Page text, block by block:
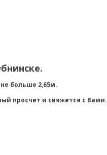
больше 2,65м.
просчет и свяжется с Вами.